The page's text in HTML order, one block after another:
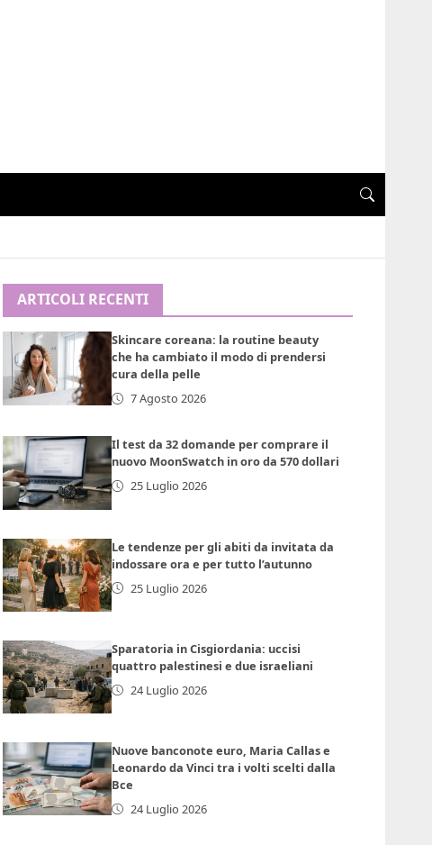
ARTICOLI RECENTI
Skincare coreana: la routine beauty
che ha cambiato il modo di prendersi
cura della pelle
7 Agosto 2026
Il test da 32 domande per comprare il
nuovo MoonSwatch in oro da 570 dollari
25 Luglio 2026
Le tendenze per gli abiti da invitata da
indossare ora e per tutto l’autunno
25 Luglio 2026
Sparatoria in Cisgiordania: uccisi
quattro palestinesi e due israeliani
24 Luglio 2026
Nuove banconote euro, Maria Callas e
Leonardo da Vinci tra i volti scelti dalla
Bce
24 Luglio 2026